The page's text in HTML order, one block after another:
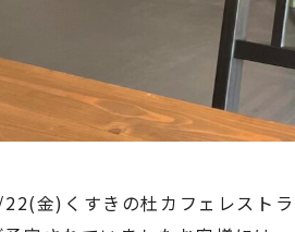
金)くすきの杜カフェレスト